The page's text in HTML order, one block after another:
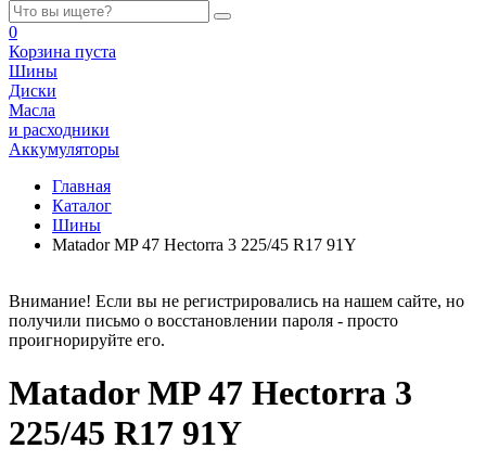
0
Корзина пуста
Шины
Диски
Масла
и расходники
Аккумуляторы
Главная
Каталог
Шины
Matador MP 47 Hectorra 3 225/45 R17 91Y
Внимание! Если вы не регистрировались на нашем сайте, но
получили письмо о восстановлении пароля - просто
проигнорируйте его.
Matador MP 47 Hectorra 3
225/45 R17 91Y